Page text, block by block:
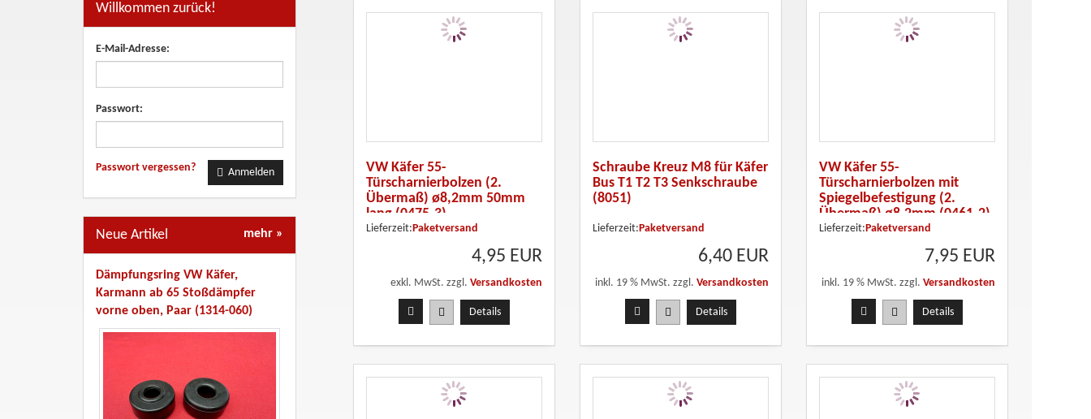
Willkommen zurück!
E-Mail-Adresse:
Passwort:
Passwort vergessen? Anmelden
Neue Artikel mehr »
Dämpfungsring VW Käfer,
Karmann ab 65 Stoßdämpfer
vorne oben, Paar (1314-060)
VW Käfer 55-
Türscharnierbolzen (2.
Übermaß) ø8,2mm 50mm
lang (0475-3)
Lieferzeit: Paketversand
4,95 EUR
exkl. MwSt. zzgl. Versandkosten
Details
Schraube Kreuz M8 für Käfer
Bus T1 T2 T3 Senkschraube
(8051)
Lieferzeit: Paketversand
6,40 EUR
inkl. 19 % MwSt. zzgl. Versandkosten
Details
VW Käfer 55-
Türscharnierbolzen mit
Spiegelbefestigung (2.
Übermaß) ø8,2mm (0461-2)
Lieferzeit: Paketversand
7,95 EUR
inkl. 19 % MwSt. zzgl. Versandkosten
Details